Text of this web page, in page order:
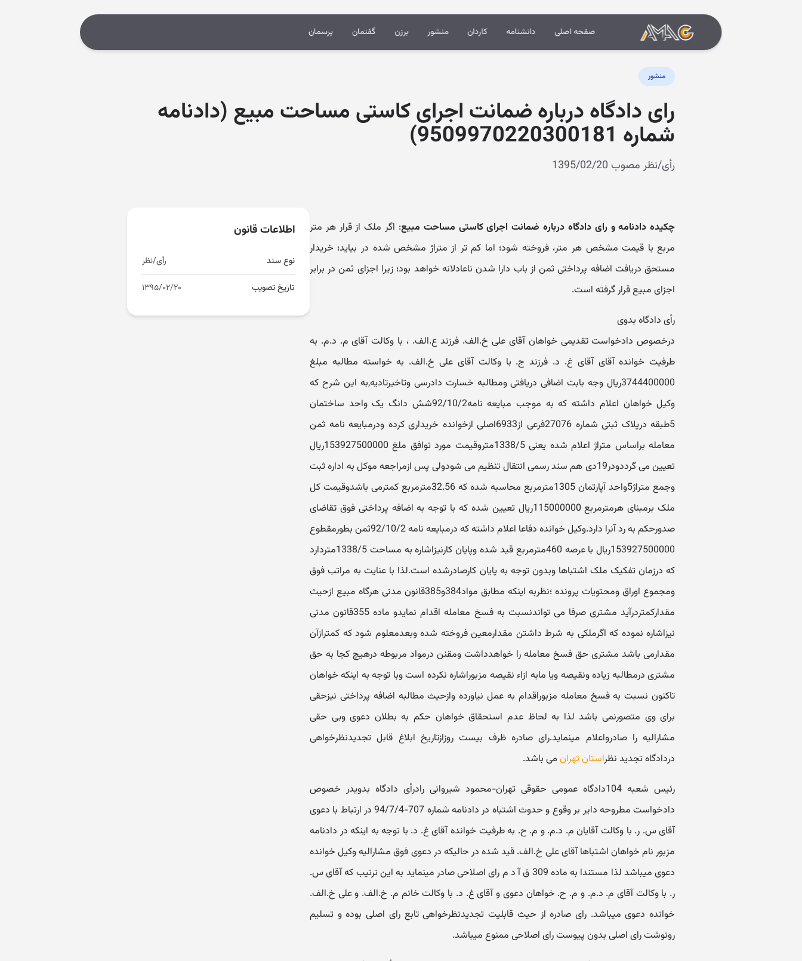
صفحه اصلی دانشنامه کاردان منشور برزن گفتمان پرسمان
منشور
رای دادگاه درباره ضمانت اجرای کاستی مساحت مبیع (دادنامه
شماره 9509970220300181)
رأی/نظر مصوب 1395/02/20
چکیده دادنامه و رای دادگاه درباره ضمانت اجرای کاستی مساحت مبیع: اگر ملک از قرار هر متر
مربع با قیمت مشخص هر متر، فروخته شود؛ اما کم تر از متراژ مشخص شده در بیاید؛ خریدار
مستحق دریافت اضافه پرداختی ثمن از باب دارا شدن ناعادلانه خواهد بود؛ زیرا اجزای ثمن در برابر
اجزای مبیع قرار گرفته است.
رأی دادگاه بدوی
درخصوص دادخواست تقدیمی خواهان آقای علی خ.الف. فرزند ع.الف. ، با وکالت آقای م. د.م. به
طرفیت خوانده آقای آقای غ. د. فرزند ج. با وکالت آقای علی خ.الف. به خواسته مطالبه مبلغ
3744400000ریال وجه بابت اضافی دریافتی ومطالبه خسارت دادرسی وتاخیرتادیه,به این شرح که
وکیل خواهان اعلام داشته که به موجب مبایعه نامه92/10/2شش دانگ یک واحد ساختمان
5طبقه درپلاک ثبتی شماره 27076فرعی از6933اصلی ازخوانده خریداری کرده ودرمبایعه نامه ثمن
معامله براساس متراژ اعلام شده یعنی 1338/5متروقیمت مورد توافق ملغ 153927500000ریال
تعیین می گرددودر19دی هم سند رسمی انتقال تنظیم می شودولی پس ازمراجعه موکل به اداره ثبت
وجمع متراژ5واحد آپارتمان 1305مترمربع محاسبه شده که 32.56مترمربع کمترمی باشدوقیمت کل
ملک برمبنای هرمترمربع 115000000ریال تعیین شده که با توجه به اضافه پرداختی فوق تقاضای
صدورحکم به رد آنرا دارد.وکیل خوانده دفاعا اعلام داشته که درمبایعه نامه 92/10/2ثمن بطورمقطوع
153927500000ریال با عرصه 460مترمربع قید شده وپایان کارنیزاشاره به مساحت 1338/5متردارد
که درزمان تفکیک ملک اشتباها وبدون توجه به پایان کارصادرشده است.لذا با عنایت به مراتب فوق
ومجموع اوراق ومحتویات پرونده ؛نظربه اینکه مطابق مواد384و385قانون مدنی هرگاه مبیع ازحیث
مقدارکمتردرآید مشتری صرفا می تواندنسبت به فسخ معامله اقدام نمایدو ماده 355قانون مدنی
نیزاشاره نموده که اگرملکی به شرط داشتن مقدارمعین فروخته شده وبعدمعلوم شود که کمترازآن
مقدارمی باشد مشتری حق فسخ معامله را خواهدداشت ومقنن درمواد مربوطه درهیچ کجا به حق
مشتری درمطالبه زیاده ونقیصه ویا مابه ازاء نقیصه مزبوراشاره نکرده است وبا توجه به اینکه خواهان
تاکنون نسبت به فسخ معامله مزبوراقدام به عمل نیاورده وازحیث مطالبه اضافه پرداختی نیزحقی
برای وی متصورنمی باشد لذا به لحاظ عدم استحقاق خواهان حکم به بطلان دعوی وبی حقی
مشارالیه را صادرواعلام مینماید.رای صادره ظرف بیست روزازتاریخ ابلاغ قابل تجدیدنظرخواهی
دردادگاه تجدید نظراستان تهرانمی باشد.
رئیس شعبه 104دادگاه عمومی حقوقی تهران-محمود شیروانی رادرأی دادگاه بدویدر خصوص
دادخواست مطروحه دایر بر وقوع و حدوث اشتباه در دادنامه شماره 707-94/7/4 در ارتباط با دعوی
آقای س. ر. با وکالت آقایان م. د.م. و م. ح. به طرفیت خوانده آقای غ. د. با توجه به اینکه در دادنامه
مزبور نام خواهان اشتباها آقای علی خ.الف. قید شده در حالیکه در دعوی فوق مشارالیه وکیل خوانده
دعوی میباشد لذا مستندا به ماده 309 ق آ د م رای اصلاحی صادر مینماید به این ترتیب که آقای س.
ر. با وکالت آقای م. د.م. و م. ح. خواهان دعوی و آقای غ. د. با وکالت خانم م. خ.الف. و علی خ.الف.
خوانده دعوی میباشد. رای صادره از حیث قابلیت تجدیدنظرخواهی تابع رای اصلی بوده و تسلیم
رونوشت رای اصلی بدون پیوست رای اصلاحی ممنوع میباشد.
اطلاعات قانون
نوع سند رأی/نظر
تاریخ تصویب ۱۳۹۵/۰۲/۲۰